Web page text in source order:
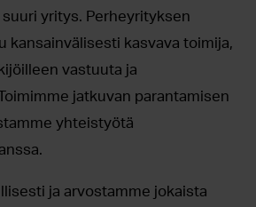
yritys. Perheyrityksen
kansainvälisesti kasvava toimija,
vastuuta ja
jatkuvan parantamisen
yhteistyötä
ja arvostamme jokaista